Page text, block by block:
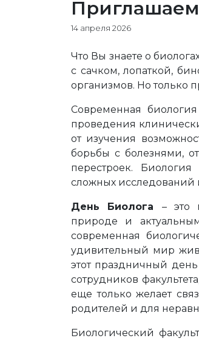
Приглашаем
14 апреля 2026
Что Вы знаете о
с сачком, лопаткой,
организмов. Но только
Современная
проведения
от изучения
борьбы с болезнями,
перестроек.
сложных исследований
День Биолога – это
природе и
современная
удивительный мир
этот праздничный
сотрудников
еще только желает
родителей и для
Биологический